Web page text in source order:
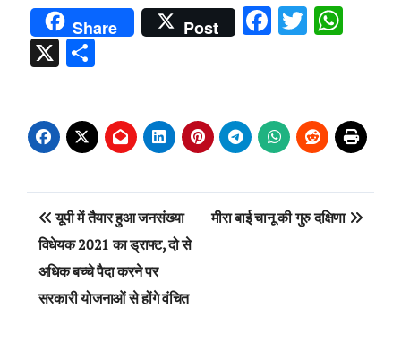
Share Post Facebook
Twitter
X Share
Post
navigation
यूपी में तैयार हुआ जनसंख्या
विधेयक 2021 का ड्राफ्ट, दो से
अधिक बच्चे पैदा करने पर
सरकारी योजनाओं से होंगे वंचित
मीरा बाई चानू की गुरु दक्षिणा